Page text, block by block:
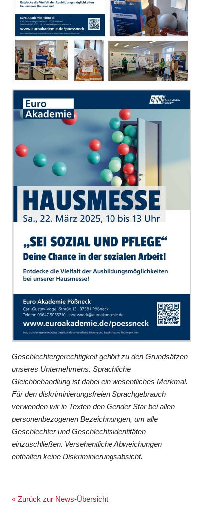
Geschlechtergerechtigkeit gehört zu den Grundsätzen
unseres Unternehmens. Sprachliche
Gleichbehandlung ist dabei ein wesentliches Merkmal.
Für den diskriminierungsfreien Sprachgebrauch
verwenden wir in Texten den Gender Star bei allen
personenbezogenen Bezeichnungen, um alle
Geschlechter und Geschlechtsidentitäten
einzuschließen. Versehentliche Abweichungen
enthalten keine Diskriminierungsabsicht.
« Zurück zur News-Übersicht